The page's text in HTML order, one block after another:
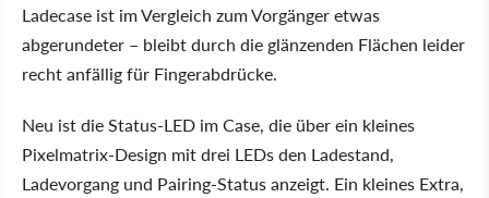
Ladecase ist im Vergleich zum Vorgänger etwas
abgerundeter – bleibt durch die glänzenden Flächen leider
recht anfällig für Fingerabdrücke.
Neu ist die Status-LED im Case, die über ein kleines
Pixelmatrix-Design mit drei LEDs den Ladestand,
Ladevorgang und Pairing-Status anzeigt. Ein kleines Extra,